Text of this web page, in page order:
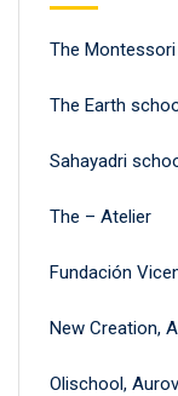
The
The Earth
Sahayadri
The – Atelier
Fundación
New Creation,
Olischool,